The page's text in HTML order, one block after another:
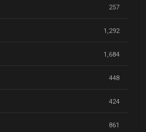
257
1,292
1,684
448
424
861